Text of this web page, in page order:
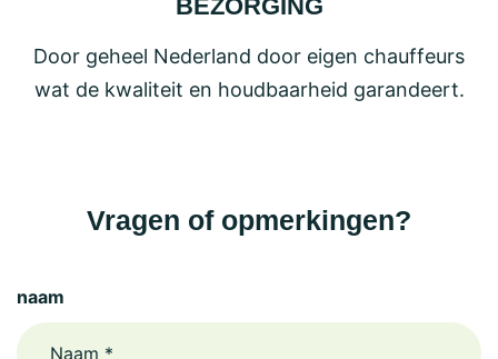
BEZORGING
Door geheel Nederland door eigen chauffeurs
wat de kwaliteit en houdbaarheid garandeert.
Vragen of opmerkingen?
naam